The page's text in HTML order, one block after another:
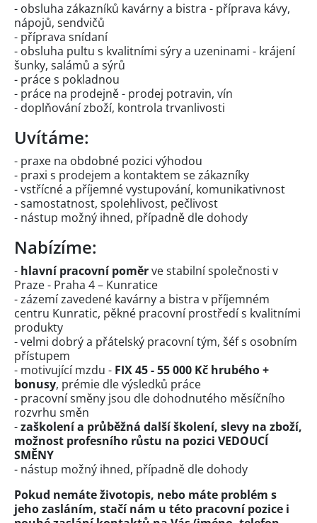
- obsluha zákazníků kavárny a bistra - příprava kávy,
nápojů, sendvičů
- příprava snídaní
- obsluha pultu s kvalitními sýry a uzeninami - krájení
šunky, salámů a sýrů
- práce s pokladnou
- práce na prodejně - prodej potravin, vín
- doplňování zboží, kontrola trvanlivosti
Uvítáme:
- praxe na obdobné pozici výhodou
- praxi s prodejem a kontaktem se zákazníky
- vstřícné a příjemné vystupování, komunikativnost
- samostatnost, spolehlivost, pečlivost
- nástup možný ihned, případně dle dohody
Nabízíme:
- hlavní pracovní poměrve stabilní společnosti v
Praze - Praha 4 – Kunratice
- zázemí zavedené kavárny a bistra v příjemném
centru Kunratic, pěkné pracovní prostředí s kvalitními
produkty
- velmi dobrý a přátelský pracovní tým, šéf s osobním
přístupem
- motivující mzdu - FIX 45 - 55 000 Kč hrubého +
bonusy, prémie dle výsledků práce
- pracovní směny jsou dle dohodnutého měsíčního
rozvrhu směn
-zaškolení a průběžná další školení, slevy na zboží,
možnost profesního růstu na pozici VEDOUCÍ
SMĚNY
- nástup možný ihned, případně dle dohody
Pokud nemáte životopis, nebo máte problém s
jeho zasláním, stačí nám u této pracovní pozice i